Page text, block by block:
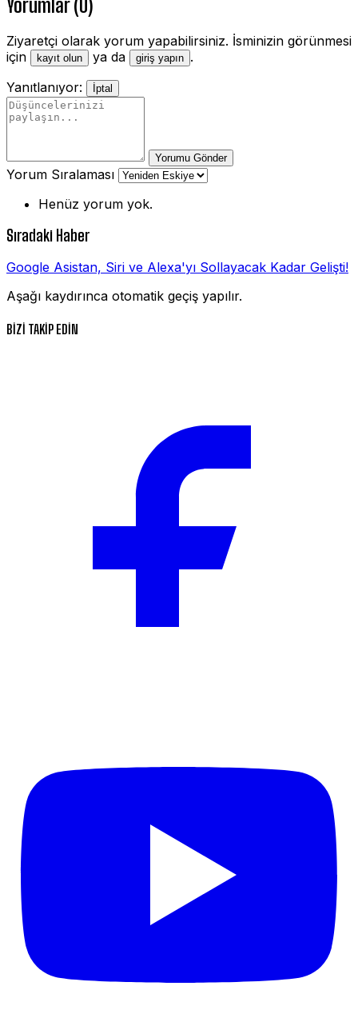
Yorumlar (0)
Ziyaretçi olarak yorum yapabilirsiniz. İsminizin görünmesi
için
kayıt olun ya da giriş yapın .
Yanıtlanıyor:
İptal
Yorumu Gönder
Yorum Sıralaması
Henüz yorum yok.
Sıradaki Haber
Google Asistan, Siri ve Alexa'yı Sollayacak Kadar Gelişti!
Aşağı kaydırınca otomatik geçiş yapılır.
BİZİ TAKİP EDİN